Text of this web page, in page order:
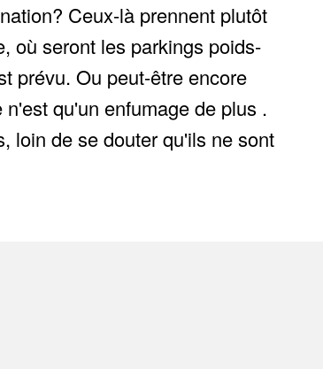
Ceux-là prennent plutôt
où seront les parkings poids-
prévu. Ou peut-être encore
qu'un enfumage de plus .
loin de se douter qu'ils ne sont